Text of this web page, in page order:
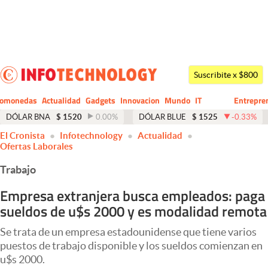
Dólar
Economía y Política
Finanzas y Mercados
Columnistas
Otras secciones
Apertura
Suscribite x $800
Actualidad Gadgets Innovacion Mundo
CIO
IT
Business
DÓLAR BNA $ 1520 0.00% DÓLAR BLUE $ 1525 -0.33%
El Cronista Infotechnology
Actualidad
Ofertas Laborales
Trabajo
Empresa extranjera busca empleados: paga
sueldos de u$s 2000 y es modalidad remota
Se trata de un empresa estadounidense que tiene varios
puestos de trabajo disponible y los sueldos comienzan en
u$s 2000.